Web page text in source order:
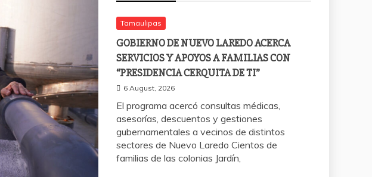
Tamaulipas
GOBIERNO DE NUEVO LAREDO ACERCA
SERVICIOS Y APOYOS A FAMILIAS CON
“PRESIDENCIA CERQUITA DE TI”
6 August, 2026
El programa acercó consultas médicas,
asesorías, descuentos y gestiones
gubernamentales a vecinos de distintos
sectores de Nuevo Laredo Cientos de
familias de las colonias Jardín,